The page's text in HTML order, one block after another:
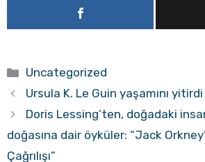
Kategoriler
Uncategorized
Ursula K. Le Guin yaşamını yitirdi
Doris Lessing’ten, doğadaki
doğasına dair öyküler: “Jack
Çağrılışı”